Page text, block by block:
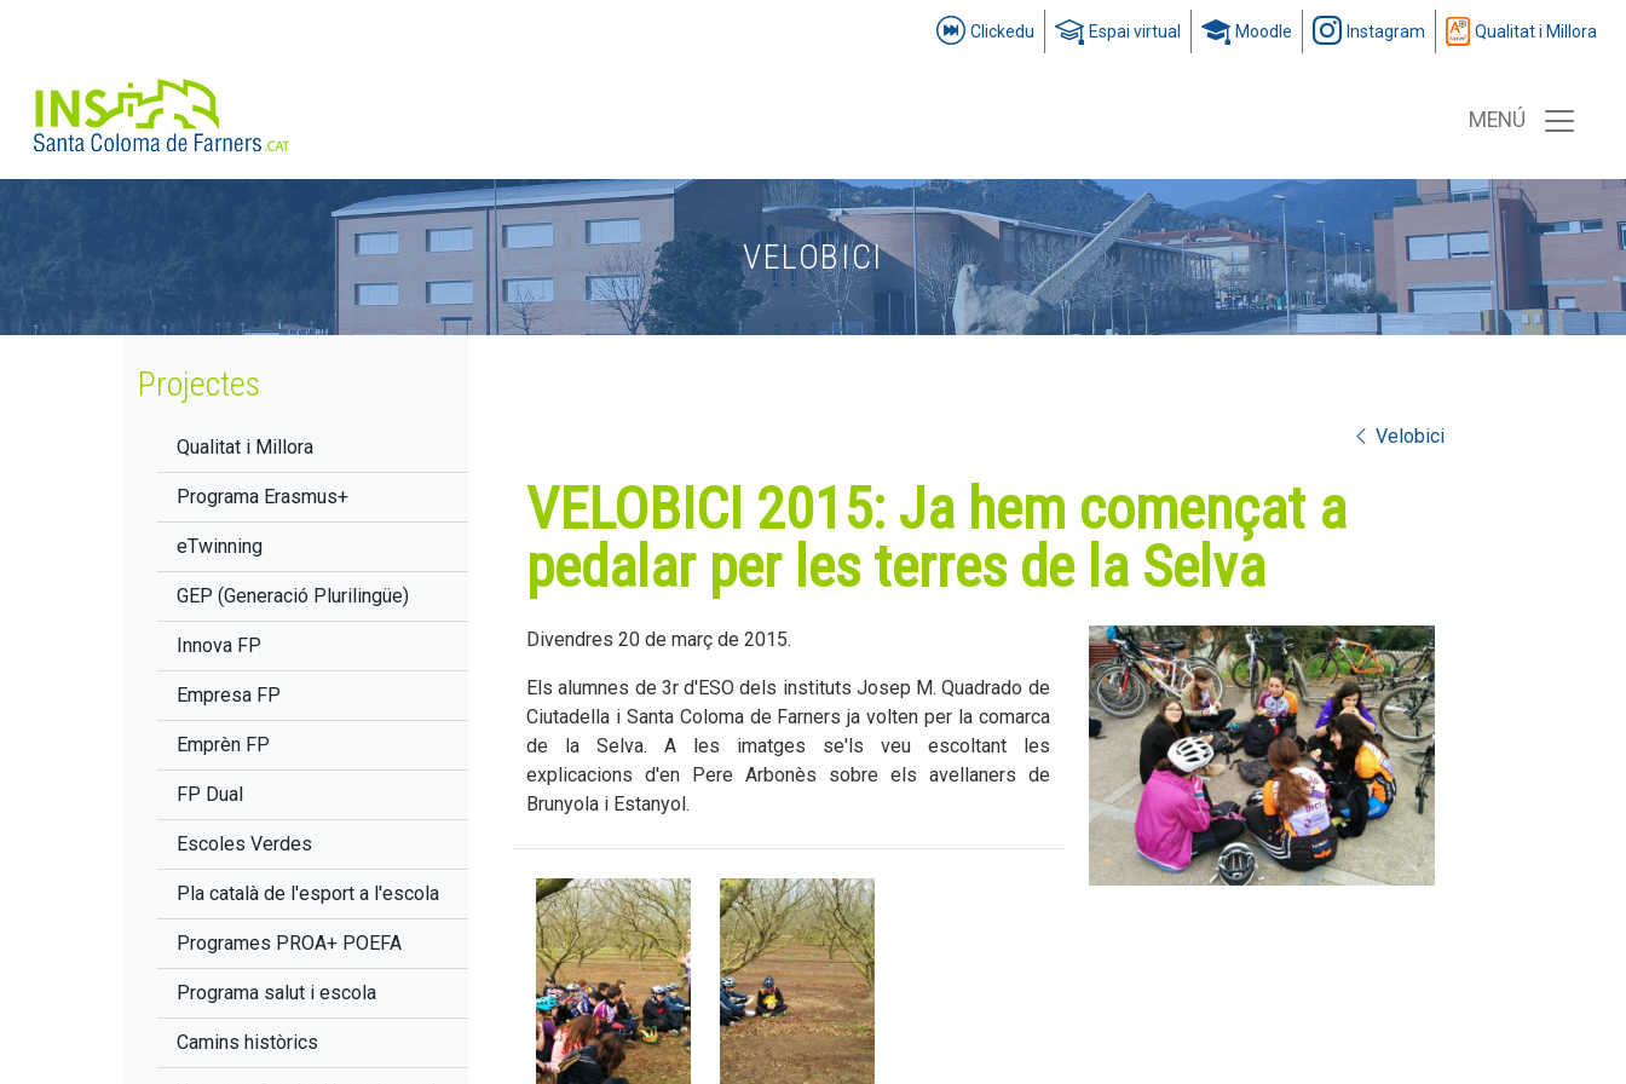
Clickedu Espai virtual Moodle Instagram Qualitat i Millora
MENÚ
VELOBICI
Projectes
Qualitat i Millora
Programa Erasmus+
eTwinning
GEP (Generació Plurilingüe)
Innova FP
Empresa FP
Emprèn FP
FP Dual
Escoles Verdes
Pla català de l'esport a l'escola
Programes PROA+ POEFA
Programa salut i escola
Camins històrics
Velobici
VELOBICI 2015: Ja hem començat a
pedalar per les terres de la Selva
Divendres 20 de març de 2015.
Els alumnes de 3r d'ESO dels instituts Josep M. Quadrado de
Ciutadella i Santa Coloma de Farners ja volten per la comarca
de la Selva. A les imatges se'ls veu escoltant les
explicacions d'en Pere Arbonès sobre els avellaners de
Brunyola i Estanyol.